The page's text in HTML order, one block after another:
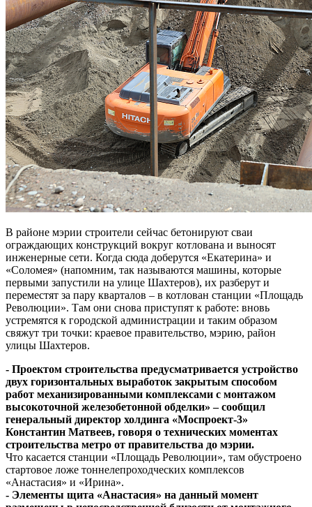
В районе мэрии строители сейчас бетонируют сваи
ограждающих конструкций вокруг котлована и выносят
инженерные сети. Когда сюда доберутся «Екатерина» и
«Соломея» (напомним, так называются машины, которые
первыми запустили на улице Шахтеров), их разберут и
переместят за пару кварталов – в котлован станции «Площадь
Революции». Там они снова приступят к работе: вновь
устремятся к городской администрации и таким образом
свяжут три точки: краевое правительство, мэрию, район
улицы Шахтеров.
- Проектом строительства предусматривается устройство
двух горизонтальных выработок закрытым способом
работ механизированными комплексами с монтажом
высокоточной железобетонной обделки» – сообщил
генеральный директор холдинга «Моспроект-3»
Константин Матвеев, говоря о технических моментах
строительства метро от правительства до мэрии.
Что касается станции «Площадь Революции», там обустроено
стартовое ложе тоннелепроходческих комплексов
«Анастасия» и «Ирина».
- Элементы щита «Анастасия» на данный момент